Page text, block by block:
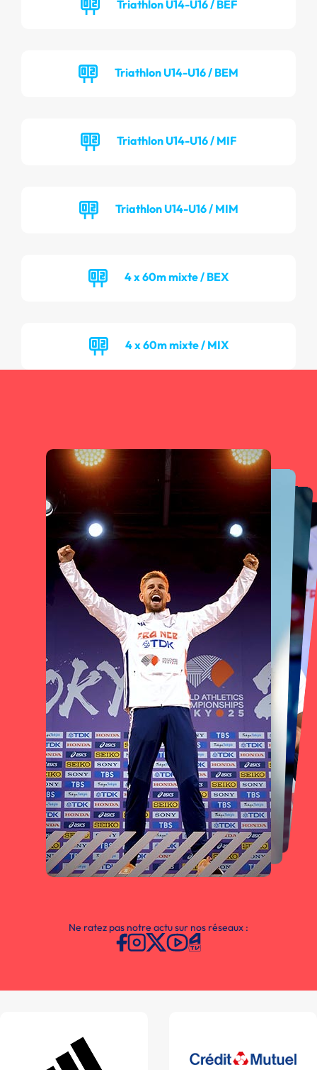
Triathlon U14-U16 / BEF
Triathlon U14-U16 / BEM
Triathlon U14-U16 / MIF
Triathlon U14-U16 / MIM
4 x 60m mixte / BEX
4 x 60m mixte / MIX
Ne ratez pas notre actu sur nos réseaux :